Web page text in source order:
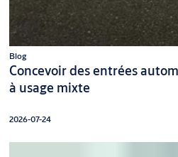
Blog
Concevoir des entrées
à usage mixte
2026-07-24